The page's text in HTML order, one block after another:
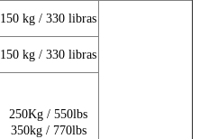
150 kg / 330 libras
150 kg / 330 libras
250Kg / 550lbs
350kg / 770lbs